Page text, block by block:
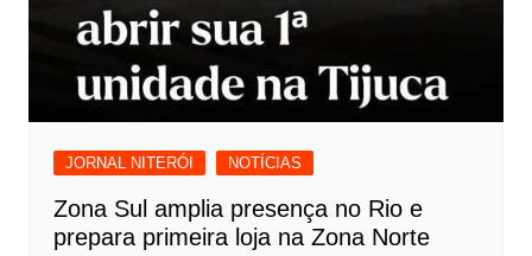
JORNAL NITERÓI NOTÍCIAS
Zona Sul amplia presença no Rio e
prepara primeira loja na Zona Norte